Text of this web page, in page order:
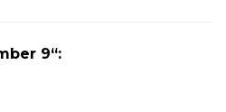
9“: